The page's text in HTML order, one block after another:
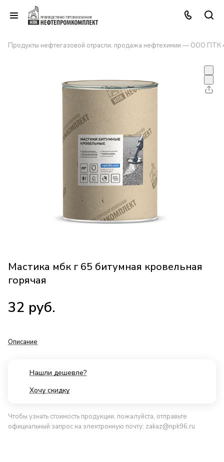
Продукты нефтегазовой отрасли, продажа нефтехимии — ООО ПТК
Мастика мбк г 65 битумная кровельная
горячая
32 руб.
Описание
Нашли дешевле?
Хочу скидку
Чтобы узнать стоимость продукции, пожалуйста, отправьте
официальный запрос на электронную почту: zakaz@npk96.ru